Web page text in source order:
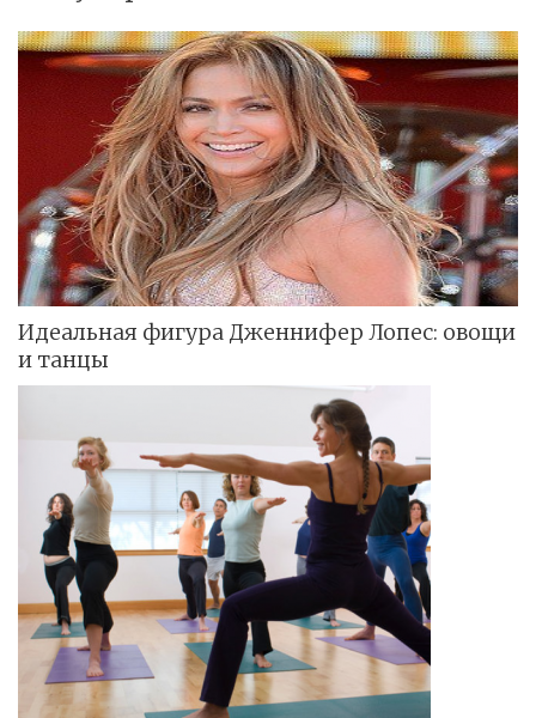
Идеальная фигура Дженнифер Лопес: овощи
и танцы